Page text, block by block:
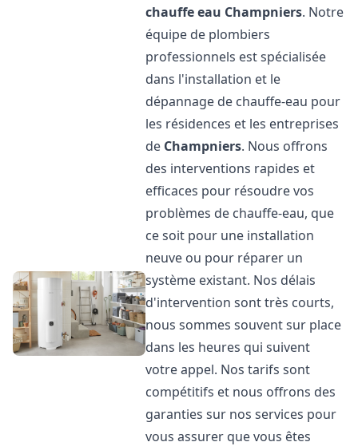
chauffe eau Champniers. Notre
équipe de plombiers
professionnels est spécialisée
dans l'installation et le
dépannage de chauffe-eau pour
les résidences et les entreprises
de Champniers. Nous offrons
des interventions rapides et
efficaces pour résoudre vos
problèmes de chauffe-eau, que
ce soit pour une installation
neuve ou pour réparer un
système existant. Nos délais
d'intervention sont très courts,
nous sommes souvent sur place
dans les heures qui suivent
votre appel. Nos tarifs sont
compétitifs et nous offrons des
garanties sur nos services pour
vous assurer que vous êtes